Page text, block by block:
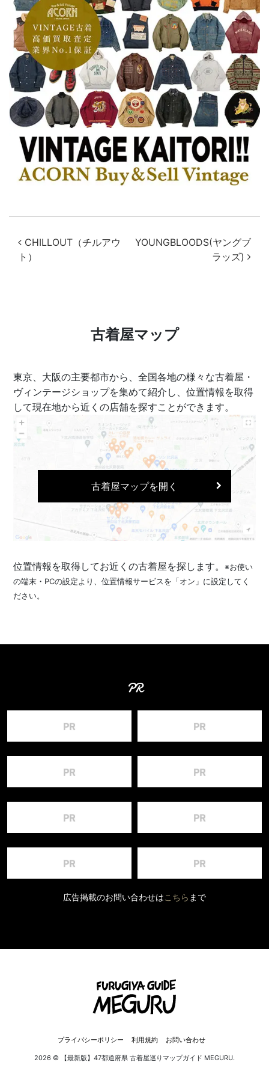
投稿ナビゲーション
CHILLOUT（チルアウ
ト）
YOUNGBLOODS(ヤングブ
ラッズ)
古着屋マップ
東京、大阪の主要都市から、全国各地の様々な古着屋・
ヴィンテージショップを集めて紹介し、位置情報を取得
して現在地から近くの店舗を探すことができます。
古着屋マップを開く
位置情報を取得してお近くの古着屋を探します。※お使い
の端末・PCの設定より、位置情報サービスを「オン」に設定してく
ださい。
PR
広告掲載のお問い合わせはこちら まで
プライバシーポリシー 利用規約 お問い合わせ
2026 © 【最新版】47都道府県 古着屋巡りマップガイド MEGURU.